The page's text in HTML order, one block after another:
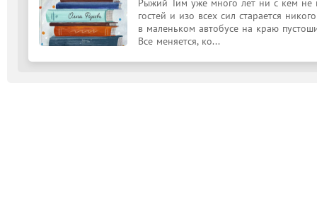
гостей и изо всех сил старается
в маленьком автобусе на краю
Все меняется, ко...